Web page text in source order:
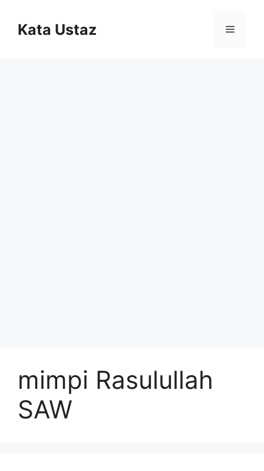
contentKata Ustaz Menu
mimpi Rasulullah
SAW